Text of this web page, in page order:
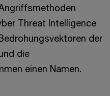
Threat Intelligence
der
die
einen Namen.